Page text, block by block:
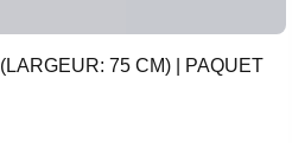
75 CM) | PAQUET